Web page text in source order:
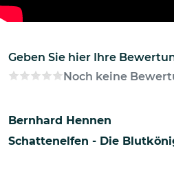
Geben Sie hier Ihre
Noch keine
Bernhard Hennen
Schattenelfen - Die